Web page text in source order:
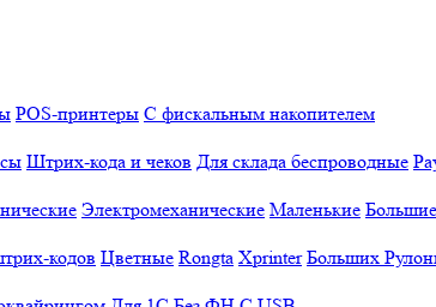
POS-принтеры С фискальным накопителем
Штрих-кода и чеков Для склада беспроводные
Электромеханические Маленькие Большие
кодов Цветные Rongta Xprinter Больших